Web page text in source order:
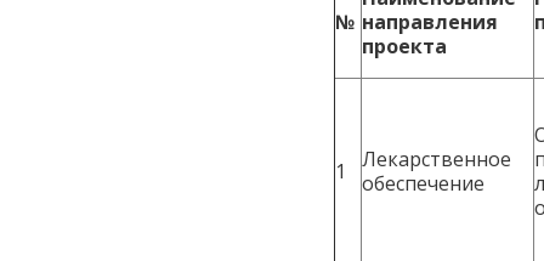
№ направления
проекта
1
Лекарственное
обеспечение